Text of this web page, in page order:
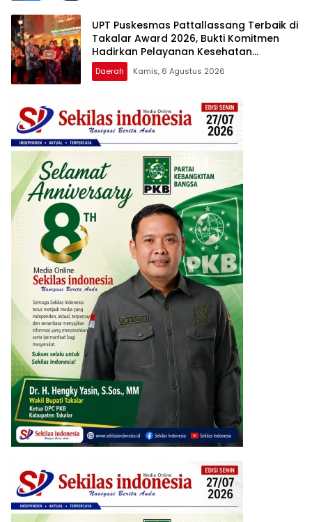
UPT Puskesmas Pattallassang Terbaik di
Takalar Award 2026, Bukti Komitmen
Hadirkan Pelayanan Kesehatan
Berkualitas
Daerah Kamis, 6 Agustus 2026